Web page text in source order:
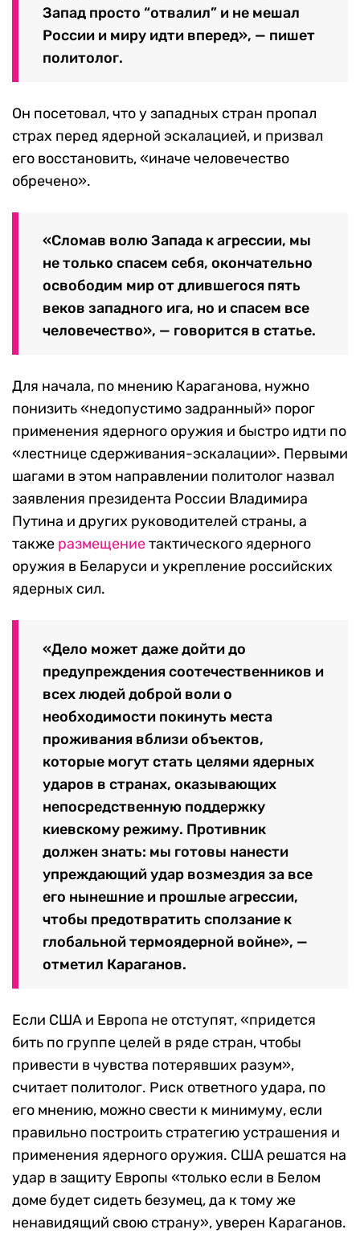
Запад просто “отвалил” и не мешал
России и миру идти вперед», — пишет
политолог.
Он посетовал, что у западных стран пропал
страх перед ядерной эскалацией, и призвал
его восстановить, «иначечеловечество
обречено».
«Сломав волю Запада к агрессии, мы
не только спасем себя, окончательно
освободим мир от длившегося пять
веков западного ига, но и спасем все
человечество», — говорится в статье.
Для начала, по мнению Караганова, нужно
понизить «недопустимо задранный» порог
применения ядерного оружия и быстро идти по
«лестнице сдерживания-эскалации». Первыми
шагами в этом направлении политолог назвал
заявления президента России Владимира
Путина и других руководителей страны, а
также размещениетактического ядерного
оружия в Беларуси и укрепление российских
ядерных сил.
«Дело может даже дойти до
предупреждения соотечественников и
всех людей доброй воли о
необходимости покинуть места
проживания вблизи объектов,
которые могут стать целями ядерных
ударов в странах, оказывающих
непосредственную поддержку
киевскому режиму. Противник
должен знать: мы готовы нанести
упреждающий удар возмездия за все
его нынешние и прошлые агрессии,
чтобы предотвратить сползание к
глобальной термоядерной войне», —
отметил Караганов.
Если США и Европа не отступят, «придется
бить по группе целей в ряде стран, чтобы
привести в чувства потерявших разум»,
считает политолог. Риск ответного удара, по
его мнению, можно свести к минимуму, если
правильно построить стратегию устрашения и
применения ядерного оружия. США решатся на
удар в защиту Европы «только если в Белом
доме будет сидеть безумец, да к тому же
ненавидящий свою страну», уверен Караганов.